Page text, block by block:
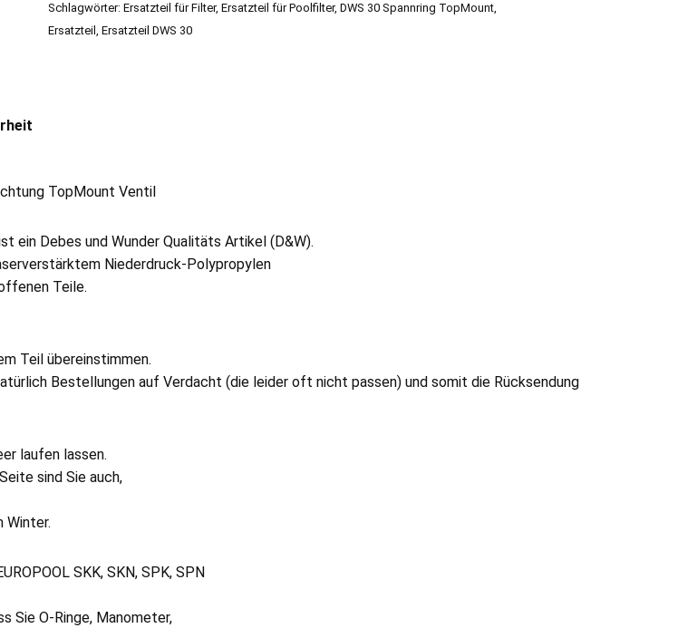
Schlagwörter:Ersatzteil für Filter,Ersatzteil für Poolfilter,DWS 30 Spannring TopMount,
Ersatzteil,Ersatzteil DWS 30
TopMount Ventil
ein Debes und Wunder Qualitäts Artikel (D&W).
Niederdruck-Polypropylen
Teile.
Teil übereinstimmen.
Bestellungen auf Verdacht (die leider oft nicht passen) und somit die Rücksendung
laufen lassen.
sind Sie auch,
Winter.
SKK, SKN, SPK, SPN
Sie O-Ringe, Manometer,